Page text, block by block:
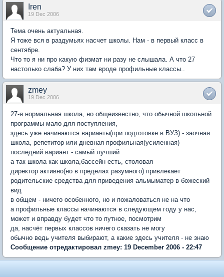
Iren
19 Dec 2006
Тема очень актуальная.
Я тоже вся в раздумьях насчет школы. Нам - в первый класс в
сентябре.
Что то я ни про какую физмат ни разу не слышала. А что 27
настолько слаба? У них там вроде профильные классы..
zmey
19 Dec 2006
27-я нормальная школа, но общеизвестно, что обычной школьной
программы мало для поступления,
здесь уже начинаются варианты(при подготовке в ВУЗ) - заочная
школа, репетитор или дневная профильная(усиленная)
последний вариант - самый лучший
а так школа как школа,бассейн есть, столовая
директор активно(но в пределах разумного) привлекает
родительские средства для приведения альмыматер в божеский
вид
в общем - ничего особенного, но и пожаловаться не на что
а профильные классы начинаются в следующем году у нас,
может и вправду будет что то путное, посмотрим
да, насчёт первых классов ничего сказать не могу
обычно ведь учителя выбирают, а какие здесь учителя - не знаю
Сообщение отредактировал zmey: 19 December 2006 - 22:47